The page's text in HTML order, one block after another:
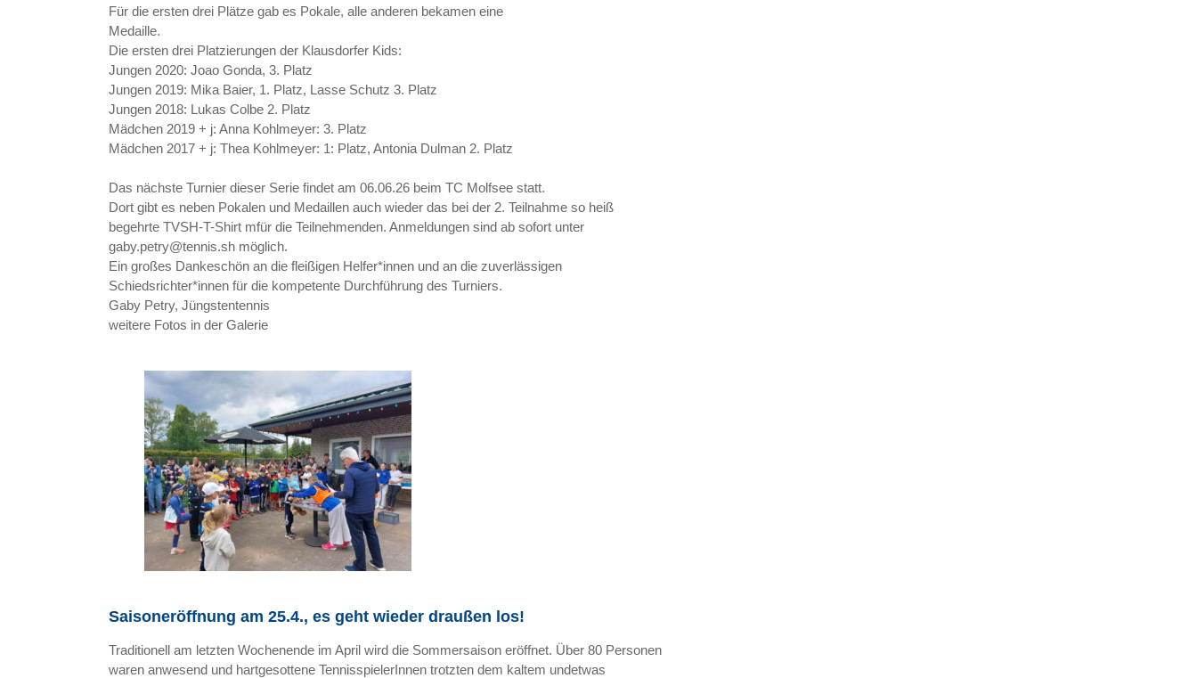
Für die ersten drei Plätze gab es Pokale, alle anderen bekamen eine
Medaille.
Die ersten drei Platzierungen der Klausdorfer Kids:
Jungen 2020: Joao Gonda, 3. Platz
Jungen 2019: Mika Baier, 1. Platz, Lasse Schutz 3. Platz
Jungen 2018: Lukas Colbe 2. Platz
Mädchen 2019 + j: Anna Kohlmeyer: 3. Platz
Mädchen 2017 + j: Thea Kohlmeyer: 1: Platz, Antonia Dulman 2. Platz
Das nächste Turnier dieser Serie findet am 06.06.26 beim TC Molfsee statt.
Dort gibt es neben Pokalen und Medaillen auch wieder das bei der 2. Teilnahme so heiß
begehrte TVSH-T-Shirt mfür die Teilnehmenden. Anmeldungen sind ab sofort unter
gaby.petry@tennis.sh möglich.
Ein großes Dankeschön an die fleißigen Helfer*innen und an die zuverlässigen
Schiedsrichter*innen für die kompetente Durchführung des Turniers.
Gaby Petry, Jüngstentennis
weitere Fotos in der Galerie
Saisoneröffnung am 25.4., es geht wieder draußen los!
Traditionell am letzten Wochenende im April wird die Sommersaison eröffnet. Über 80 Personen
waren anwesend und hartgesottene TennisspielerInnen trotzten dem kaltem undetwas